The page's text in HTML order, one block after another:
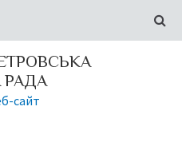
РАДА
сайт